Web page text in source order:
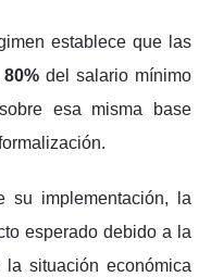
establece que las
80% del salario mínimo
esa misma base
su implementación, la
esperado debido a la
situación económica